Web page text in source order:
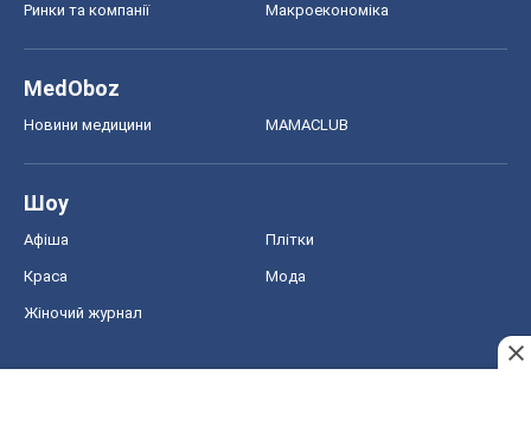
Ринки та компанії Макроекономіка
MedOboz
Новини медицини MAMACLUB
Шоу
Афіша Плітки
Краса Мода
Жіночий журнал